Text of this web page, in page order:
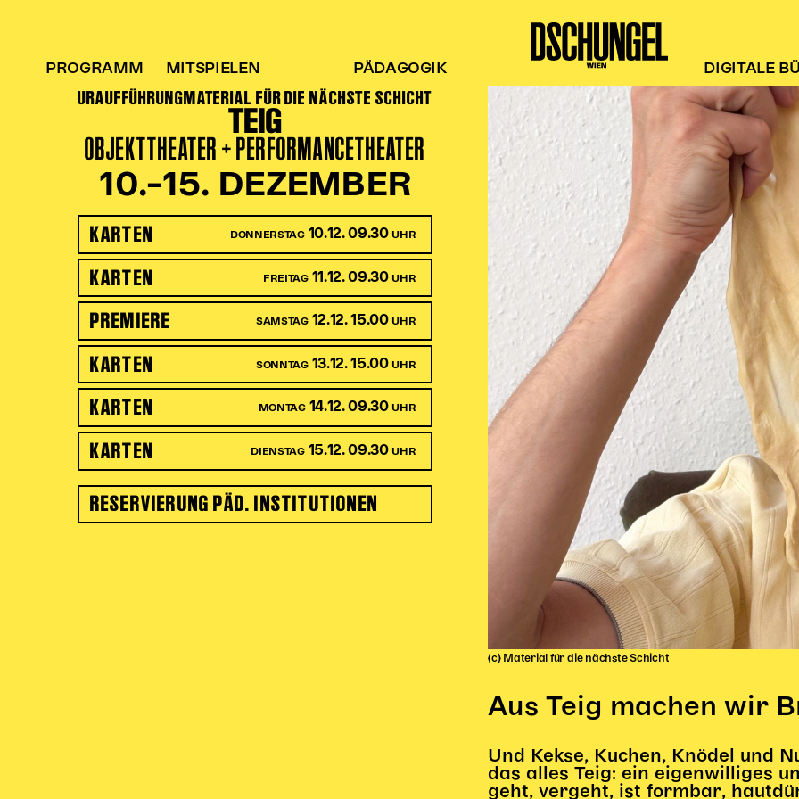
PROGRAMM MITSPIELEN PÄDAGOGIK DIGITALE
(c) Material für die nächste Schicht
URAUFFÜHRUNGMATERIAL FÜR DIE NÄCHSTE SCHICHT
TEIG
OBJEKTTHEATER + PERFORMANCETHEATER
10.–15. DEZEMBER
KARTEN DONNERSTAG10.12. 09.30UHR
KARTEN FREITAG11.12. 09.30UHR
PREMIERE SAMSTAG12.12. 15.00UHR
KARTEN SONNTAG13.12. 15.00UHR
KARTEN MONTAG14.12. 09.30UHR
KARTEN DIENSTAG15.12. 09.30UHR
RESERVIERUNG PÄD. INSTITUTIONEN
Aus Teig machen wir
Und Kekse, Kuchen, Knödel und
das alles Teig: ein eigenwilliges
geht, vergeht, ist formbar,